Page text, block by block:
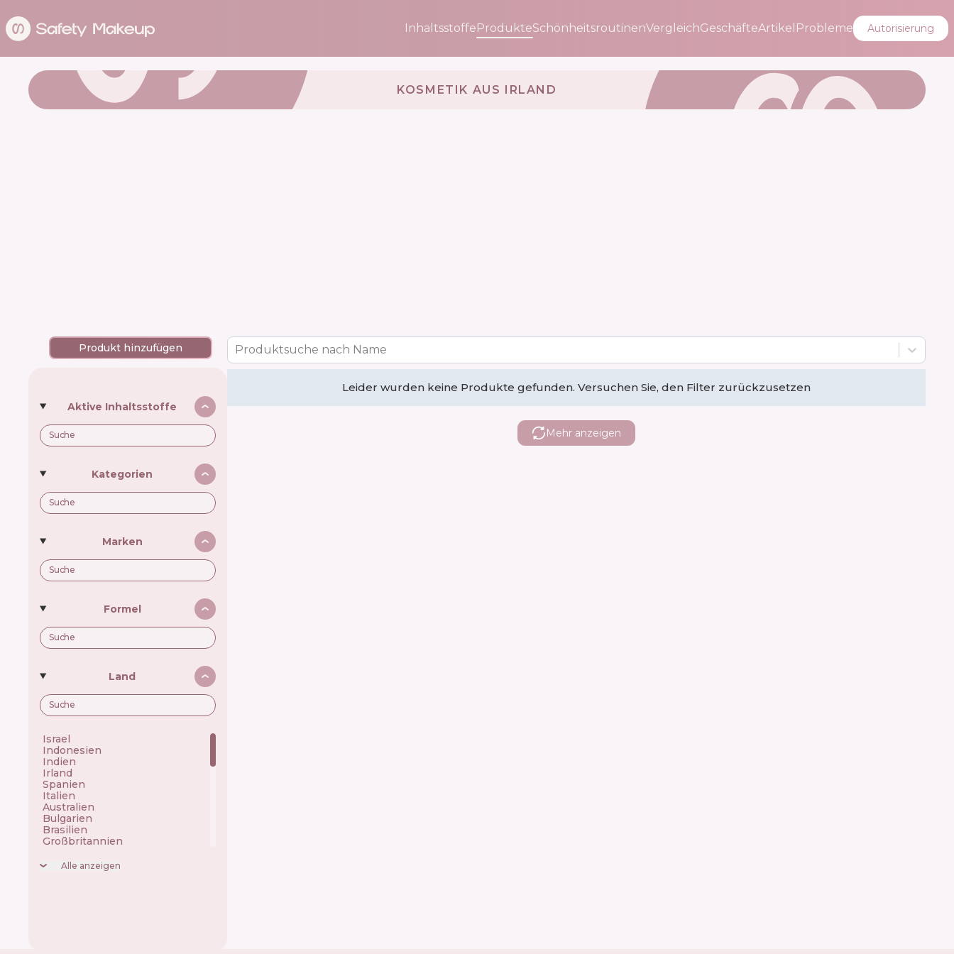
InhaltsstoffeProdukteSchönheitsroutinenVergleichGeschäfteArtikel Probleme Autorisierung
KOSMETIK AUS IRLAND
Produkt hinzufügen
Aktive Inhaltsstoffe
Kategorien
Marken
Formel
Land
Israel 🇮🇱
Indonesien 🇮🇩
Indien 🇮🇳
Irland 🇮🇪
Spanien 🇪🇸
Italien 🇮🇹
Australien 🇦🇺
Bulgarien 🇧🇬
Brasilien 🇧🇷
Großbritannien 🇬🇧
Dänemark 🇩🇰
Alle anzeigen
Produktsuche nach Name
Leider wurden keine Produkte gefunden. Versuchen Sie, den Filter zurückzusetzen
Mehr anzeigen